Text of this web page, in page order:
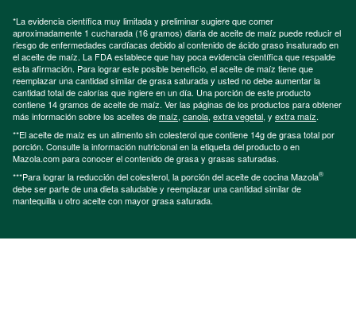
*La evidencia científica muy limitada y preliminar sugiere que comer
aproximadamente 1 cucharada (16 gramos) diaria de aceite de maíz puede reducir el
riesgo de enfermedades cardíacas debido al contenido de ácido graso insaturado en
el aceite de maíz. La FDA establece que hay poca evidencia científica que respalde
esta afirmación. Para lograr este posible beneficio, el aceite de maíz tiene que
reemplazar una cantidad similar de grasa saturada y usted no debe aumentar la
cantidad total de calorías que ingiere en un día. Una porción de este producto
contiene 14 gramos de aceite de maíz. Ver las páginas de los productos para obtener
más información sobre los aceites demaíz, canola, extra vegetal, y extra maíz.
**El aceite de maíz es un alimento sin colesterol que contiene 14g de grasa total por
porción. Consulte la información nutricional en la etiqueta del producto o en
Mazola.com para conocer el contenido de grasa y grasas saturadas.
***Para lograr la reducción del colesterol, la porción del aceite de cocina Mazola®
debe ser parte de una dieta saludable y reemplazar una cantidad similar de
mantequilla u otro aceite con mayor grasa saturada.